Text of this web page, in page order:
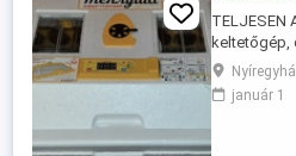
TELJESEN
keltetőgép,
lámpás,
tyúk-72,
január 1